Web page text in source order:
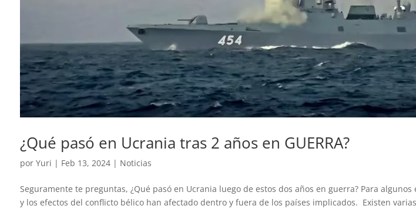
¿Qué pasó en Ucrania tras 2 años en GUERRA?
por Yuri | Feb 13, 2024| Noticias
Seguramente te preguntas, ¿Qué pasó en Ucrania luego de estos dos años en guerra? Para
y los efectos del conflicto bélico han afectado dentro y fuera de los países implicados. Existen